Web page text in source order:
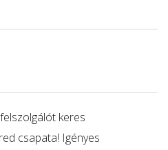
keres
csapata! Igényes